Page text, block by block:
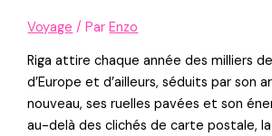
Voyage / ParEnzo
Riga attire chaque année des milliers
d’Europe et d’ailleurs, séduits par son
nouveau, ses ruelles pavées et son
au-delà des clichés de carte postale,